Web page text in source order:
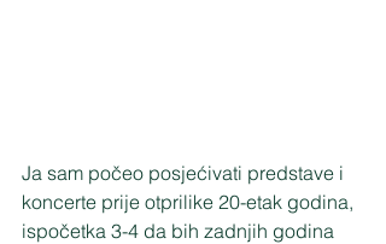
Ja sam počeo posjećivati predstave i
koncerte prije otprilike 20-etak godina,
ispočetka 3-4 da bih zadnjih godina